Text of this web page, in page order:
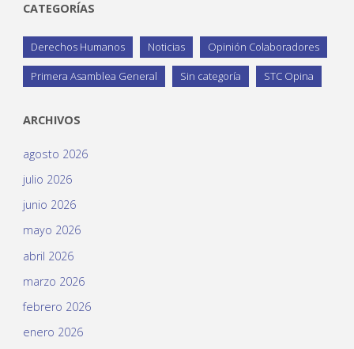
CATEGORÍAS
Derechos Humanos Noticias Opinión Colaboradores
Primera Asamblea General Sin categoría STC Opina
ARCHIVOS
agosto 2026
julio 2026
junio 2026
mayo 2026
abril 2026
marzo 2026
febrero 2026
enero 2026